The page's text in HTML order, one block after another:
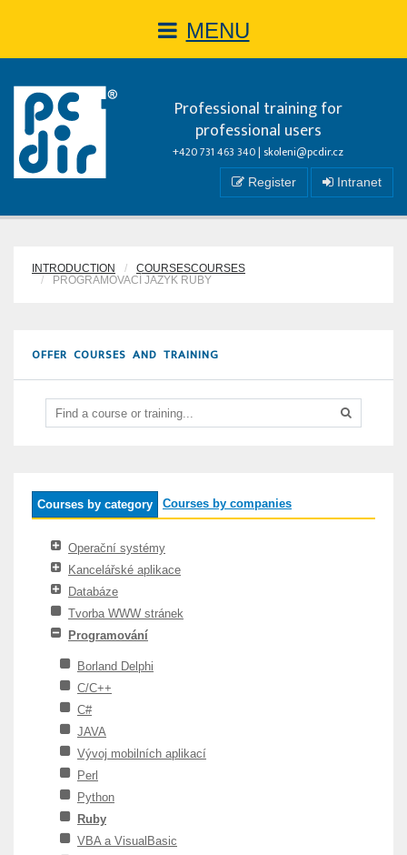
MENU
Professional training for
professional users
+420 731 463 340 | skoleni@pcdir.cz
Register Intranet
INTRODUCTION
COURSESCOURSES
PROGRAMOVACÍ JAZYK RUBY
OFFER COURSES AND TRAINING
Courses by category Courses by companies
Operační systémy
Kancelářské aplikace
Databáze
Tvorba WWW stránek
Programování
Borland Delphi
C/C++
C#
JAVA
Vývoj mobilních aplikací
Perl
Python
Ruby
VBA a VisualBasic